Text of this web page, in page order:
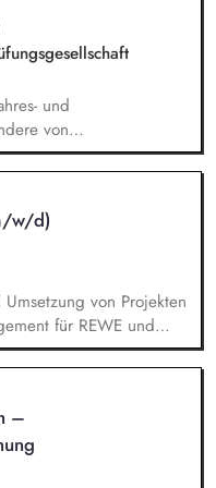
(z.B. durch
und Begleitung
und
von
und betreust unsere
Mandantschaft bei der
der Erstellung von
prüfungsnahe
Nachhaltigkeit. Du
und internationalen
w/d)
von Projekten
für REWE und
Du arbeitest
zu
Präsentationen
deine Ideen in die
ein. Du
und
–